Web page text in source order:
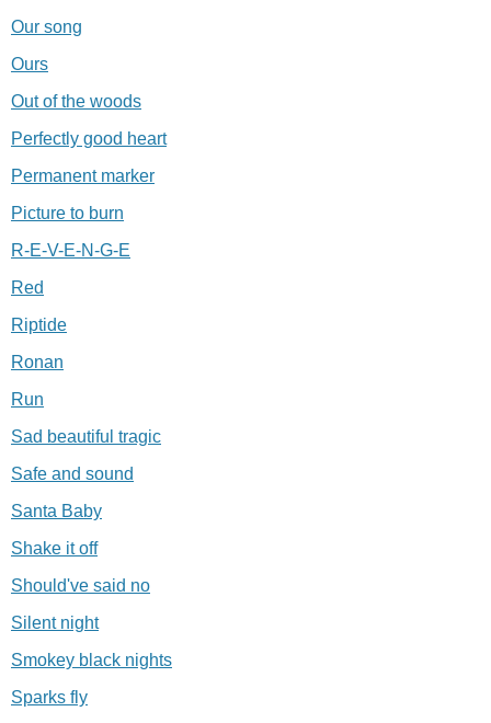
Our song
Ours
Out of the woods
Perfectly good heart
Permanent marker
Picture to burn
R-E-V-E-N-G-E
Red
Riptide
Ronan
Run
Sad beautiful tragic
Safe and sound
Santa Baby
Shake it off
Should've said no
Silent night
Smokey black nights
Sparks fly